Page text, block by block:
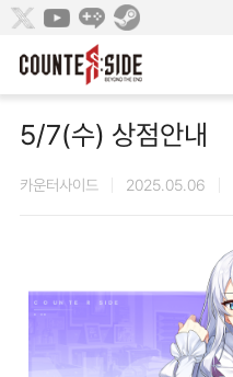
5/7(수) 상점안내
카운터사이드 2025.05.06